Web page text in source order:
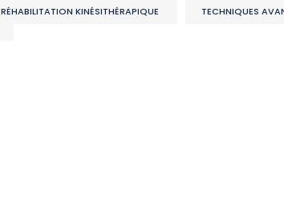
RÉHABILITATION KINÉSITHÉRAPIQUE TECHNIQUES